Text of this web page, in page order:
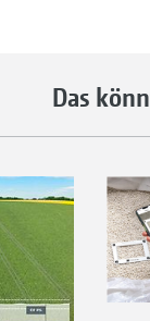
Das